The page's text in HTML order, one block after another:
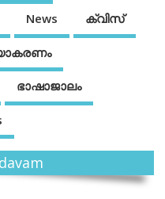
News ക്വിസ്
ഭാഷാജാലം